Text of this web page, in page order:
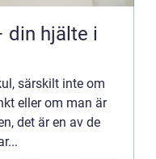
din hjälte i
särskilt inte om
eller om man är
det är en av de